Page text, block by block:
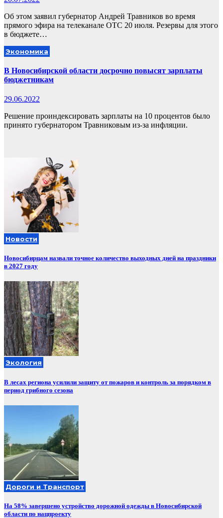
Об этом заявил губернатор Андрей Травников во время
прямого эфира на телеканале ОТС 20 июля. Резервы для этого
в бюджете…
Экономика
В Новосибирской области досрочно повысят зарплаты
бюджетникам
29.06.2022
Решение проиндексировать зарплаты на 10 процентов было
принято губернатором Травниковым из-за инфляции.
Новости
Новосибирцам назвали точное количество выходных дней на праздники
в 2027 году
Экология
В лесах региона усилили защиту от пожаров и контроль за порядком в
период грибного сезона
Дороги и Транспорт
На 58% завершено устройство дорожной одежды в Новосибирской
области по нацпроекту